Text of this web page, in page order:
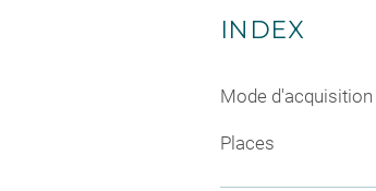
INDEX
Mode d'acquisition
Places